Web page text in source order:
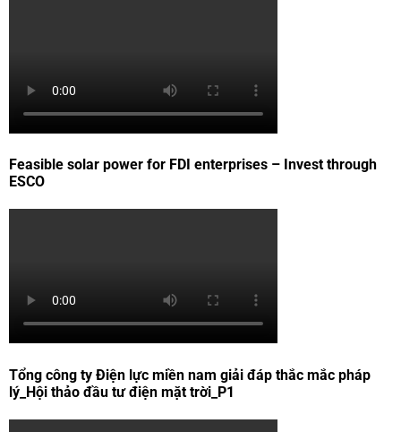
Feasible solar power for FDI enterprises – Invest through
ESCO
Tổng công ty Điện lực miền nam giải đáp thắc mắc pháp
lý_Hội thảo đầu tư điện mặt trời_P1